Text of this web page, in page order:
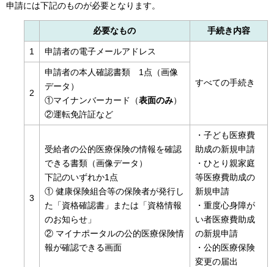
申請には下記のものが必要となります。
必要なもの 手続き内容
1 申請者の電子メールアドレス
すべての手続き
2
申請者の本人確認書類 1点（画像
データ）
①マイナンバーカード（表面のみ）
②運転免許証など
3
受給者の公的医療保険の情報を確認
できる書類（画像データ）
下記のいずれか1点
① 健康保険組合等の保険者が発行し
た「資格確認書」または「資格情報
のお知らせ」
② マイナポータルの公的医療保険情
報が確認できる画面
・子ども医療費
助成の新規申請
・ひとり親家庭
等医療費助成の
新規申請
・重度心身障が
い者医療費助成
の新規申請
・公的医療保険
変更の届出